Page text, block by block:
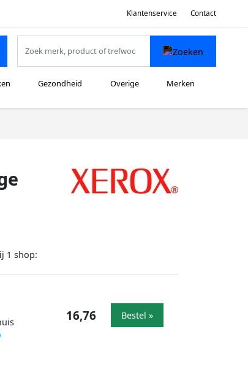
Klantenservice Contact
Gezondheid Overige Merken
1 shop:
16,76 Bestel »